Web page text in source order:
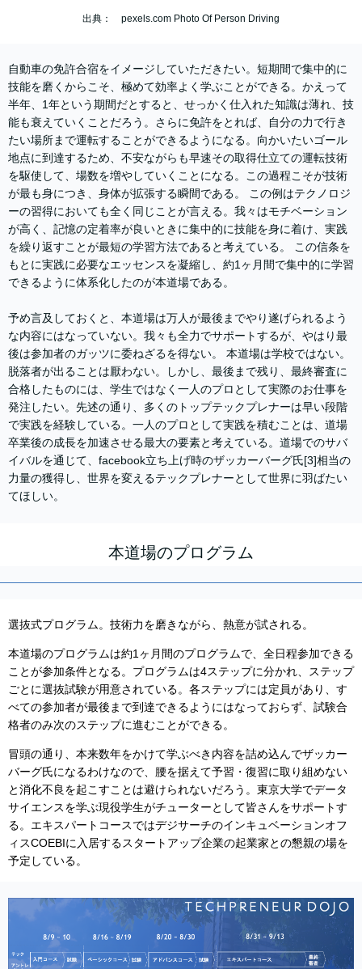
出典： pexels.com Photo Of Person Driving
自動車の免許合宿をイメージしていただきたい。短期間で集中的に
技能を磨くからこそ、極めて効率よく学ぶことができる。かえって
半年、1年という期間だとすると、せっかく仕入れた知識は薄れ、技
能も衰えていくことだろう。さらに免許をとれば、自分の力で行き
たい場所まで運転することができるようになる。向かいたいゴール
地点に到達するため、不安ながらも早速その取得仕立ての運転技術
を駆使して、場数を増やしていくことになる。この過程こそが技術
が最も身につき、身体が拡張する瞬間である。 この例はテクノロジ
ーの習得においても全く同じことが言える。我々はモチベーション
が高く、記憶の定着率が良いときに集中的に技能を身に着け、実践
を繰り返すことが最短の学習方法であると考えている。 この信条を
もとに実践に必要なエッセンスを凝縮し、約1ヶ月間で集中的に学習
できるように体系化したのが本道場である。
予め言及しておくと、本道場は万人が最後までやり遂げられるよう
な内容にはなっていない。我々も全力でサポートするが、やはり最
後は参加者のガッツに委ねざるを得ない。 本道場は学校ではない。
脱落者が出ることは厭わない。しかし、最後まで残り、最終審査に
合格したものには、学生ではなく一人のプロとして実際のお仕事を
発注したい。先述の通り、多くのトップテックプレナーは早い段階
で実践を経験している。一人のプロとして実践を積むことは、道場
卒業後の成長を加速させる最大の要素と考えている。道場でのサバ
イバルを通じて、facebook立ち上げ時のザッカーバーグ氏[3]相当の
力量の獲得し、世界を変えるテックプレナーとして世界に羽ばたい
てほしい。
本道場のプログラム
選抜式プログラム。技術力を磨きながら、熱意が試される。
本道場のプログラムは約1ヶ月間のプログラムで、全日程参加できる
ことが参加条件となる。プログラムは4ステップに分かれ、ステップ
ごとに選抜試験が用意されている。各ステップには定員があり、す
べての参加者が最後まで到達できるようにはなっておらず、試験合
格者のみ次のステップに進むことができる。
冒頭の通り、本来数年をかけて学ぶべき内容を詰め込んでザッカー
バーグ氏になるわけなので、腰を据えて予習・復習に取り組めない
と消化不良を起こすことは避けられないだろう。東京大学でデータ
サイエンスを学ぶ現役学生がチューターとして皆さんをサポートす
る。エキスパートコースではデジサーチのインキュベーションオフ
ィスCOEBIに入居するスタートアップ企業の起業家との懇親の場を
予定している。